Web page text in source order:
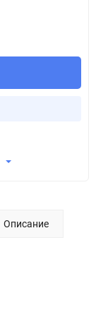
Описание